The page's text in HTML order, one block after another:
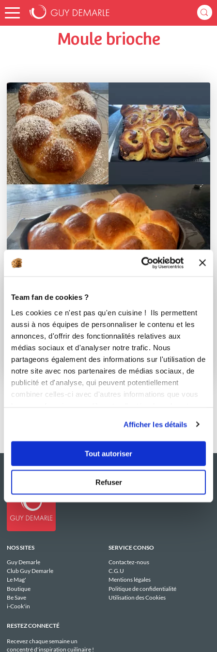
Team fan de cookies ?
Les cookies ce n'est pas qu'en cuisine ! Ils permettent
aussi à nos équipes de personnaliser le contenu et les
annonces, d'offrir des fonctionnalités relatives aux
médias sociaux et d'analyser notre trafic. Nous
partageons également des informations sur l'utilisation de
notre site avec nos partenaires de médias sociaux, de
publicité et d'analyse, qui peuvent potentiellement
combiner celles-ci avec d'autres informations que vous
Afficher les détails
Tout autoriser
Refuser
Accueil cathie41500 Listes de favoris Moule brioche
Moule brioche
Conseillère Guy Demarle
Le chinois et la brioche
Délicieux
2 2 189
NOS SITES
Guy Demarle
Club Guy Demarle
Le Mag'
Boutique
Be Save
i-Cook'in
SERVICE CONSO
Contactez-nous
C.G.U
Mentions légales
Politique de confidentialité
Utilisation des Cookies
RESTEZ CONNECTÉ
Recevez chaque semaine un
concentré d'inspiration cuilinaire !